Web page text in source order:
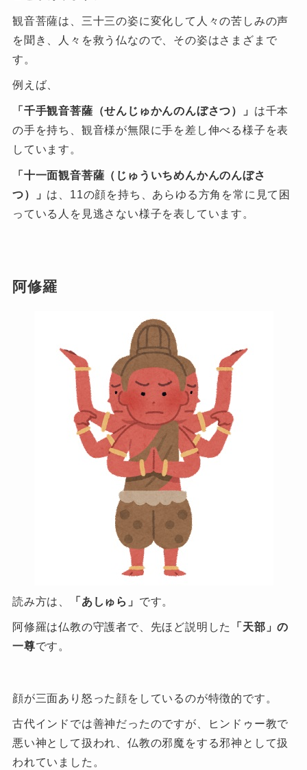
観音菩薩は、三十三の姿に変化して人々の苦しみの声
を聞き、人々を救う仏なので、その姿はさまざまで
す。
例えば、
「千手観音菩薩（せんじゅかんのんぼさつ）」 は千本
の手を持ち、観音様が無限に手を差し伸べる様子を表
しています。
「十一面観音菩薩（じゅういちめんかんのんぼさ
つ）」 は、11の顔を持ち、あらゆる方角を常に見て困
っている人を見逃さない様子を表しています。
阿修羅
読み方は、 「あしゅら」 です。
阿修羅は仏教の守護者で、先ほど説明した
「天部」の
一尊です。
顔が三面あり怒った顔をしているのが特徴的です。
古代インドでは善神だったのですが、ヒンドゥー教で
悪い神として扱われ、仏教の邪魔をする邪神として扱
われていました。